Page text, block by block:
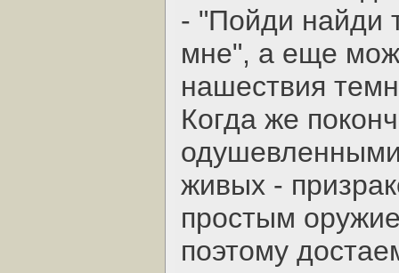
- "Пойди найди
мне", а еще
нашествия
Когда же
живых -
простым
поэтому